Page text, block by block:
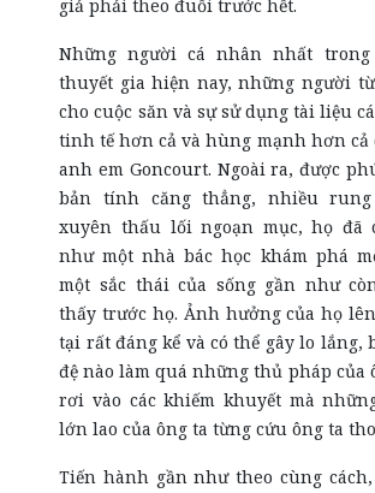
giả phải theo đuổi trước hết.
Những người cá nhân nhất
thuyết gia hiện nay, những người
cho cuộc săn và sự sử dụng tài liệu
tinh tế hơn cả và hùng mạnh hơn cả
anh em Goncourt. Ngoài ra, được
bản tính căng thẳng, nhiều
xuyên thấu lối ngoạn mục, họ đã
như một nhà bác học khám phá
một sắc thái của sống gần như
thấy trước họ. Ảnh hưởng của họ
tại rất đáng kể và có thể gây lo lắng,
đệ nào làm quá những thủ pháp của
rơi vào các khiếm khuyết mà
lớn lao của ông ta từng cứu ông ta
Tiến hành gần như theo cùng